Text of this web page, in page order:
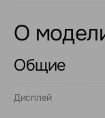
О
Общие
Дисплей